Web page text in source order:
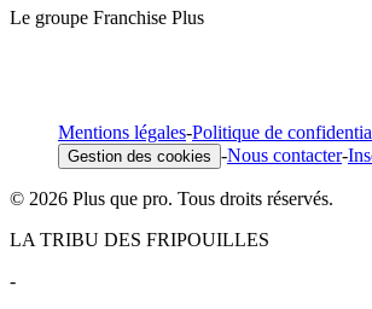
Le groupe Franchise Plus
Mentions légales-Politique de
Gestion des cookies -Nous contacter-
© 2026 Plus que pro. Tous droits réservés.
LA TRIBU DES FRIPOUILLES
-